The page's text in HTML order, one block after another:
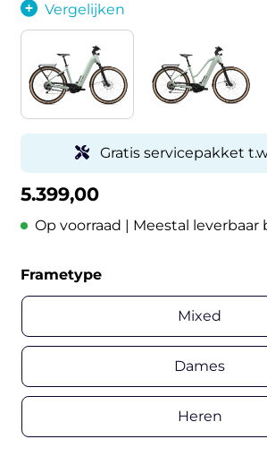
Vergelijken
Gratis servicepakket
5.399,00
Op voorraad | Meestal
Frametype
Mixed
Dames
Heren